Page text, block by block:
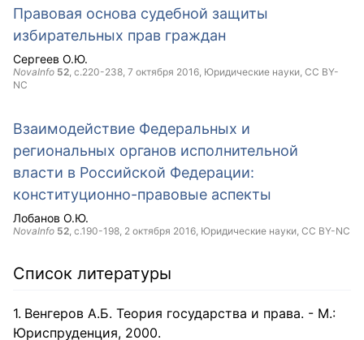
Правовая основа судебной защиты
избирательных прав граждан
Сергеев О.Ю.
NovaInfo 52, с.220-238, 7 октября 2016, Юридические науки, CC BY-
NC
Взаимодействие Федеральных и
региональных органов исполнительной
власти в Российской Федерации:
конституционно-правовые аспекты
Лобанов О.Ю.
NovaInfo 52, с.190-198, 2 октября 2016, Юридические науки, CC BY-NC
Список литературы
Венгеров А.Б. Теория государства и права. - М.:
Юриспруденция, 2000.